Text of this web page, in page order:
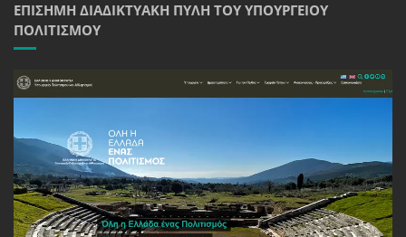
ΕΠΊΣΗΜΗ ΔΙΑΔΙΚΤΥΑΚΉ ΠΎΛΗ ΤΟΥ ΥΠΟΥΡΓΕΊΟΥ
ΠΟΛΙΤΙΣΜΟΎ